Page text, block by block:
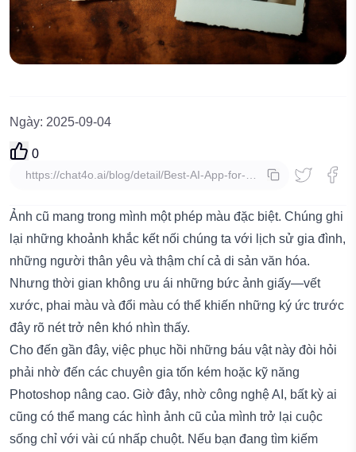
Ngày: 2025-09-04
0
sao chép
Ảnh cũ mang trong mình một phép màu đặc biệt. Chúng ghi
lại những khoảnh khắc kết nối chúng ta với lịch sử gia đình,
những người thân yêu và thậm chí cả di sản văn hóa.
Nhưng thời gian không ưu ái những bức ảnh giấy—vết
xước, phai màu và đổi màu có thể khiến những ký ức trước
đây rõ nét trở nên khó nhìn thấy.
Cho đến gần đây, việc phục hồi những báu vật này đòi hỏi
phải nhờ đến các chuyên gia tốn kém hoặc kỹ năng
Photoshop nâng cao. Giờ đây, nhờ công nghệ AI, bất kỳ ai
cũng có thể mang các hình ảnh cũ của mình trở lại cuộc
sống chỉ với vài cú nhấp chuột. Nếu bạn đang tìm kiếm